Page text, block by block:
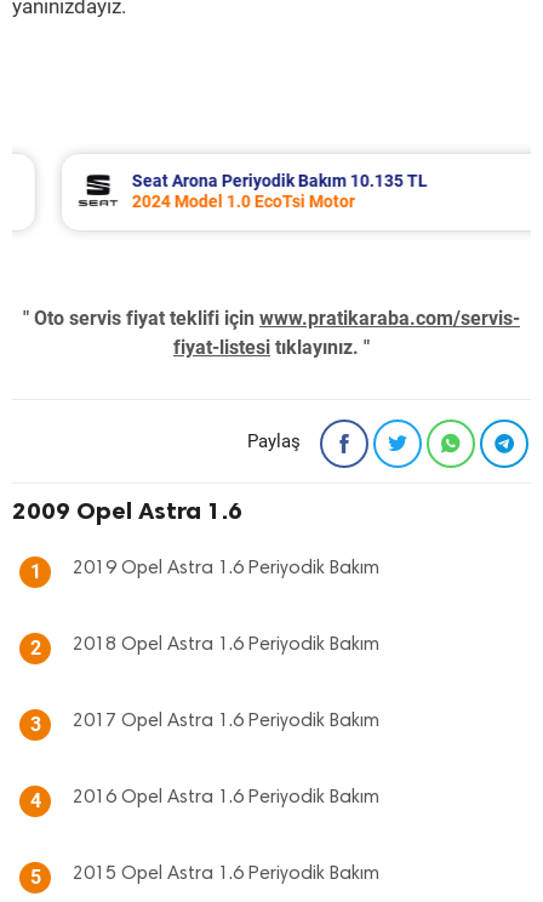
yanınızdayız.
Seat Arona Periyodik Bakım 10.135 TL
2024 Model 1.0 EcoTsi Motor
" Oto servis fiyat teklifi için www.pratikaraba.com/servis-
fiyat-listesi tıklayınız. "
Paylaş
2009 Opel Astra 1.6
1 2019 Opel Astra 1.6 Periyodik Bakım
2 2018 Opel Astra 1.6 Periyodik Bakım
3 2017 Opel Astra 1.6 Periyodik Bakım
4 2016 Opel Astra 1.6 Periyodik Bakım
5 2015 Opel Astra 1.6 Periyodik Bakım